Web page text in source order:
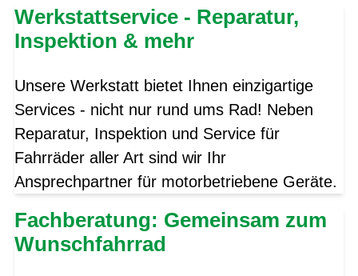
Werkstattservice - Reparatur,
Inspektion & mehr
Unsere Werkstatt bietet Ihnen einzigartige
Services - nicht nur rund ums Rad! Neben
Reparatur, Inspektion und Service für
Fahrräder aller Art sind wir Ihr
Ansprechpartner für motorbetriebene Geräte.
Fachberatung: Gemeinsam zum
Wunschfahrrad